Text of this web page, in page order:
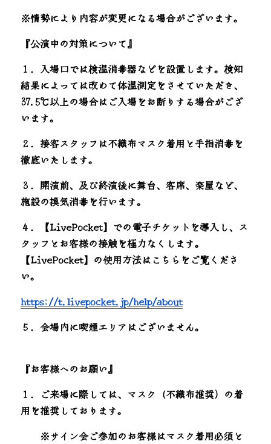
※情勢により内容が変更になる場合がございます。
『公演中の対策について』
１．入場口では検温消毒器などを設置します。検知
結果によっては改めて体温測定をさせていただき、
37.5℃以上の場合はご入場をお断りする場合がござ
います。
２．接客スタッフは不織布マスク着用と手指消毒を
徹底いたします。
３．開演前、及び終演後に舞台、客席、楽屋など、
施設の換気消毒を行います。
４．【LivePocket】での電子チケットを導入し、ス
タッフとお客様の接触を極力なくします。
【LivePocket】の使用方法はこちらをご覧くださ
い。
https://t.livepocket.jp/help/about
５．会場内に喫煙エリアはございません。
『お客様へのお願い』
１．ご来場に際しては、マスク（不織布推奨）の着
用を推奨しております。
※サイン会ご参加のお客様はマスク着用必須と